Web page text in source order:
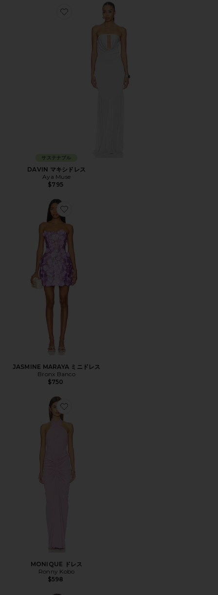
Favorite DAVIN マキシドレス
サステナブル
DAVIN マキシドレス
Aya Muse
$795
Favorite JASMINE MARAYA ミニドレス
JASMINE MARAYA ミニドレス
Bronx Banco
$750
Favorite MONIQUE ドレス
MONIQUE ドレス
Ronny Kobo
$598